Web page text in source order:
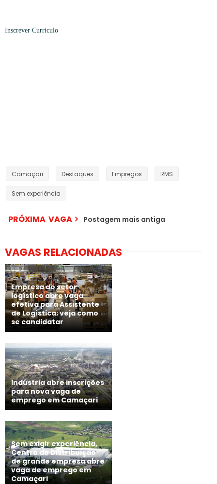
Inscrever Currículo
Camaçari Destaques Empregos RMS
Sem experiência
PRÓXIMA VAGA Postagem mais antiga
VAGAS RELACIONADAS
Empresa do setor
logístico abre vaga
efetiva para Assistente
de Logística; veja como
se candidatar
Indústria abre inscrições
para nova vaga de
emprego em Camaçari
Sem exigir experiência,
Centro de Distribuição
de grande empresa abre
vaga de emprego em
Camaçari